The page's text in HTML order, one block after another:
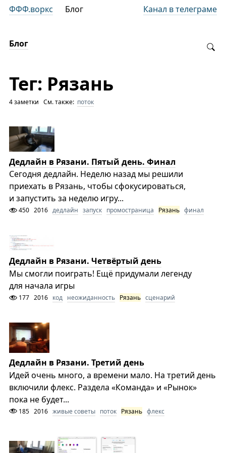
ФФФ.воркс Блог Канал в телеграме
Блог
Тег: Рязань
4 заметки См. также: поток
Дедлайн в Рязани. Пятый день. Финал
Сегодня дедлайн. Неделю назад мы решили
приехать в Рязань, чтобы сфокусироваться,
и запустить за неделю игру...
450 2016 дедлайн запуск промостраница Рязань финал
Дедлайн в Рязани. Четвёртый день
Мы смогли поиграть! Ещё придумали легенду
для начала игры
177 2016 код неожиданность Рязань сценарий
Дедлайн в Рязани. Третий день
Идей очень много, а времени мало. На третий день
включили флекс. Раздела «Команда» и «Рынок»
пока не будет...
185 2016 живые советы поток Рязань флекс